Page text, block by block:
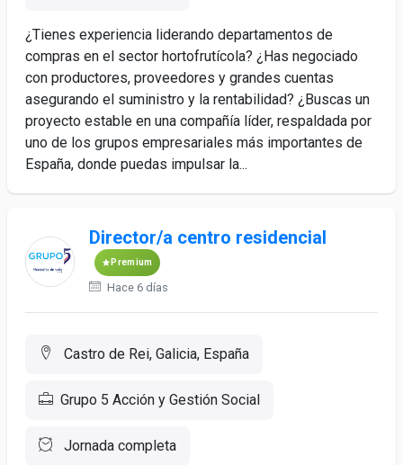
¿Tienes experiencia liderando departamentos de
compras en el sector hortofrutícola? ¿Has negociado
con productores, proveedores y grandes cuentas
asegurando el suministro y la rentabilidad? ¿Buscas un
proyecto estable en una compañía líder, respaldada por
uno de los grupos empresariales más importantes de
España, donde puedas impulsar la...
Director/a centro residencial
Premium
Hace 6 días
Castro de Rei, Galicia, España
Grupo 5 Acción y Gestión Social
Jornada completa